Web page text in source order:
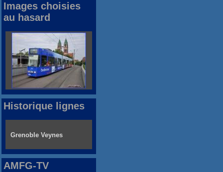
Images choisies
au hasard
Historique lignes
Grenoble Veynes
AMFG-TV